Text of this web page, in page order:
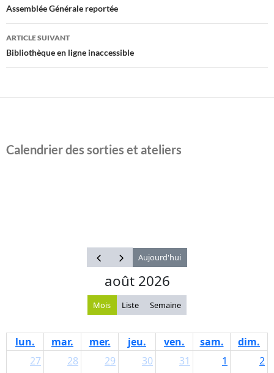
des
articles
Assemblée Générale reportée
ARTICLE SUIVANT
Bibliothèque en ligne inaccessible
Calendrier des sorties et ateliers